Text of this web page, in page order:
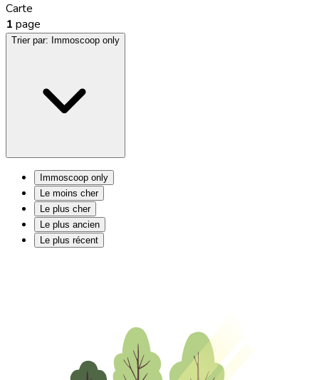
Carte
1 page
Trier par: Immoscoop only
Immoscoop only
Le moins cher
Le plus cher
Le plus ancien
Le plus récent